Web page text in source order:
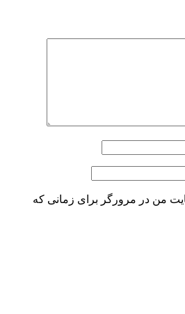
من در مرورگر برای زمانی که